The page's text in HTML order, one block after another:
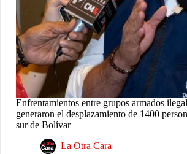
Enfrentamientos entre grupos armados
generaron el desplazamiento de 1400
sur de Bolívar
La Otra Cara